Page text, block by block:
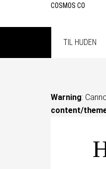
COSMOS CO
TIL HUDEN
Warning:
content/